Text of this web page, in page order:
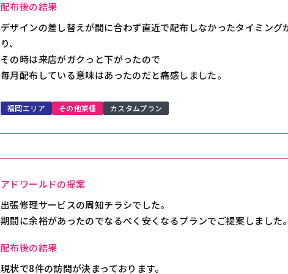
配布後の結果
デザインの差し替えが間に合わず直近で配布しなかったタイミング
り、
その時は来店がガクっと下がったので
毎月配布している意味はあったのだと痛感しました。
福岡エリア その他業種 カスタムプラン
アドワールドの提案
出張修理サービスの周知チラシでした。
期間に余裕があったのでなるべく安くなるプランでご提案しました
配布後の結果
現状で8件の訪問が決まっております。